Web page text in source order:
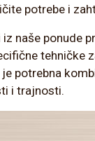
potrebe i
iz naše ponude
tehničke
potrebna
i trajnosti.